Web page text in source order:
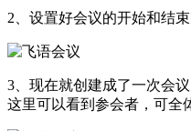
2、设置好会议的开始和结
3、现在就创建成了一次会
这里可以看到参会者，可全